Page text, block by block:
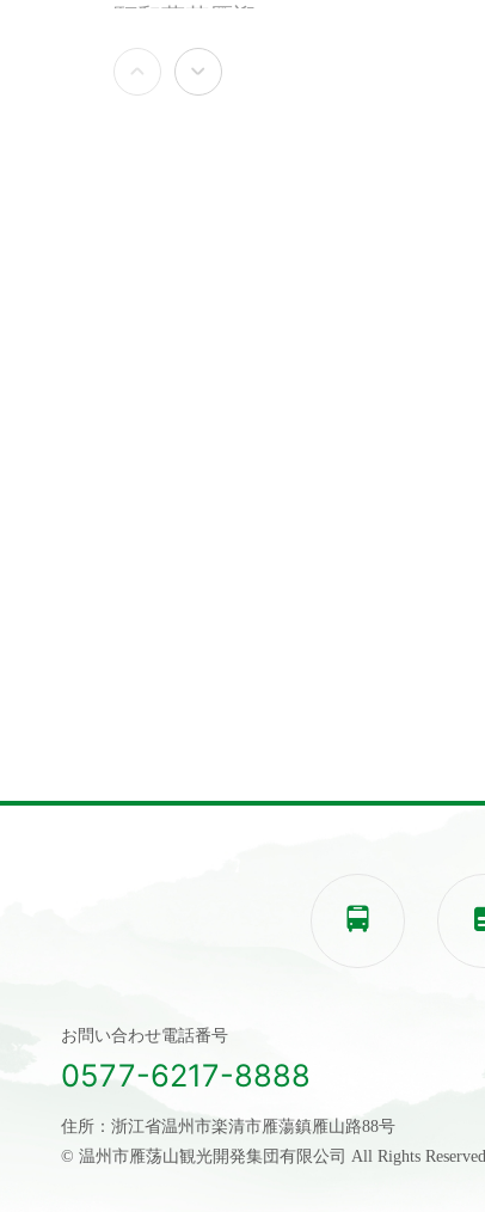
頤和蓮花雁迎テーマホテル
浄名リゾート
 

お問い合わせ電話番号
0577-6217-8888
住所：浙江省温州市楽清市雁蕩鎮雁山路88号
© 温州市雁荡山観光開発集団有限公司 All Rights Reserved